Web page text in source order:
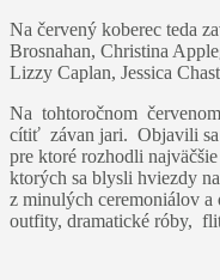
Na červený koberec teda
Brosnahan, Christina
Lizzy Caplan, Jessica
Na tohtoročnom
cítiť závan jari. Objavili sa
pre ktoré rozhodli
ktorých sa blysli hviezdy
z minulých ceremoniálov
outfity, dramatické róby,